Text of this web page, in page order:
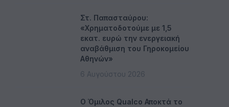
Στ. Παπασταύρου:
«Χρηματοδοτούμε με 1,5
εκατ. ευρώ την ενεργειακή
αναβάθμιση του Γηροκομείου
Αθηνών»
6 Αυγούστου 2026
Ο Όμιλος Qualco Αποκτά το